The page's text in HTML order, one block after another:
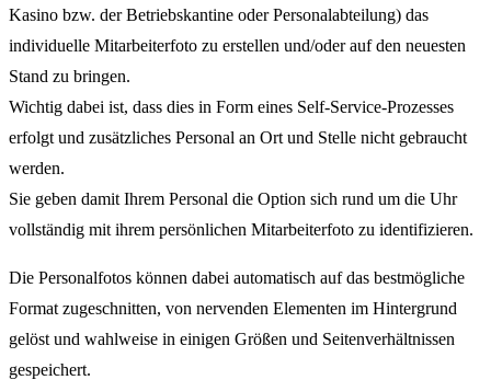
Kasino bzw. der Betriebskantine oder Personalabteilung) das
individuelle Mitarbeiterfoto zu erstellen und/oder auf den neuesten
Stand zu bringen.
Wichtig dabei ist, dass dies in Form eines Self-Service-Prozesses
erfolgt und zusätzliches Personal an Ort und Stelle nicht gebraucht
werden.
Sie geben damit Ihrem Personal die Option sich rund um die Uhr
vollständig mit ihrem persönlichen Mitarbeiterfoto zu identifizieren.
Die Personalfotos können dabei automatisch auf das bestmögliche
Format zugeschnitten, von nervenden Elementen im Hintergrund
gelöst und wahlweise in einigen Größen und Seitenverhältnissen
gespeichert.